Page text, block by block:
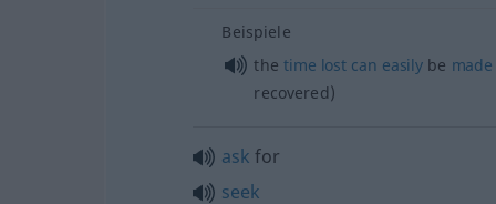
Beispiele
the time lost can easily be made
recovered)
ask for
seek